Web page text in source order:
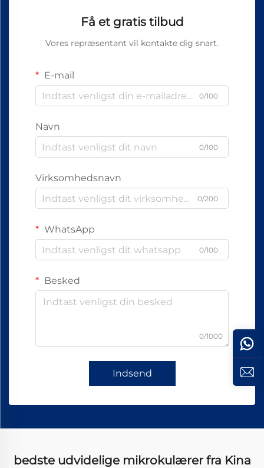
Få et gratis tilbud
Vores repræsentant vil kontakte dig snart.
E-mail
0/100
Navn
0/100
Virksomhedsnavn
0/200
WhatsApp
0/100
Besked
0/1000
Indsend
bedste udvidelige mikrokulærer fra Kina